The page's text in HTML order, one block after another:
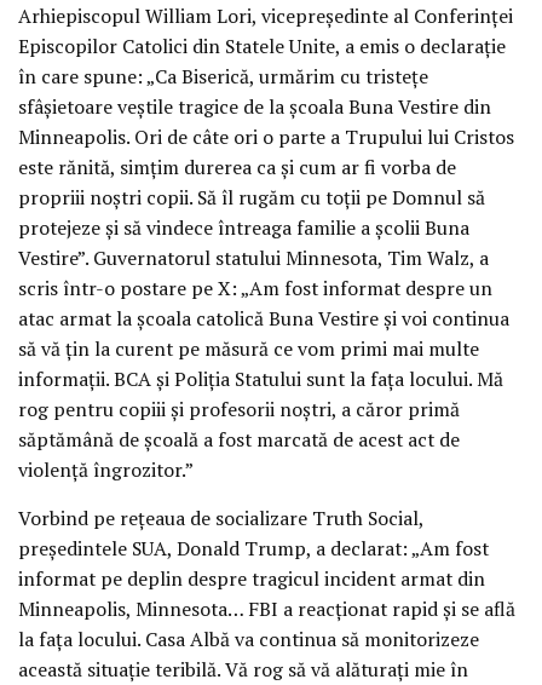
Arhiepiscopul William Lori, vicepreședinte al Conferinței
Episcopilor Catolici din Statele Unite, a emis o declarație
în care spune: „Ca Biserică, urmărim cu tristețe
sfâșietoare veștile tragice de la școala Buna Vestire din
Minneapolis. Ori de câte ori o parte a Trupului lui Cristos
este rănită, simțim durerea ca și cum ar fi vorba de
propriii noștri copii. Să îl rugăm cu toții pe Domnul să
protejeze și să vindece întreaga familie a școlii Buna
Vestire”. Guvernatorul statului Minnesota, Tim Walz, a
scris într-o postare pe X: „Am fost informat despre un
atac armat la școala catolică Buna Vestire și voi continua
să vă țin la curent pe măsură ce vom primi mai multe
informații. BCA și Poliția Statului sunt la fața locului. Mă
rog pentru copiii și profesorii noștri, a căror primă
săptămână de școală a fost marcată de acest act de
violență îngrozitor.”
Vorbind pe rețeaua de socializare Truth Social,
președintele SUA, Donald Trump, a declarat: „Am fost
informat pe deplin despre tragicul incident armat din
Minneapolis, Minnesota… FBI a reacționat rapid și se află
la fața locului. Casa Albă va continua să monitorizeze
această situație teribilă. Vă rog să vă alăturați mie în